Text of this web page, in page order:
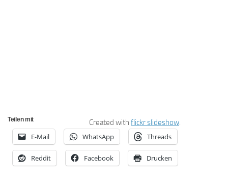
Created with flickr slideshow.
Teilen mit
E-Mail WhatsApp Threads
Reddit Facebook Drucken